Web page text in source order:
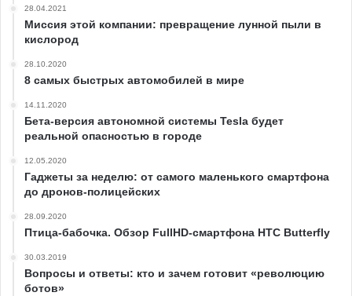
28.04.2021
Миссия этой компании: превращение лунной пыли в
кислород
28.10.2020
8 самых быстрых автомобилей в мире
14.11.2020
Бета-версия автономной системы Tesla будет
реальной опасностью в городе
12.05.2020
Гаджеты за неделю: от самого маленького смартфона
до дронов-полицейских
28.09.2020
Птица-бабочка. Обзор FullHD-смартфона HTC Butterfly
30.03.2019
Вопросы и ответы: кто и зачем готовит «революцию
ботов»